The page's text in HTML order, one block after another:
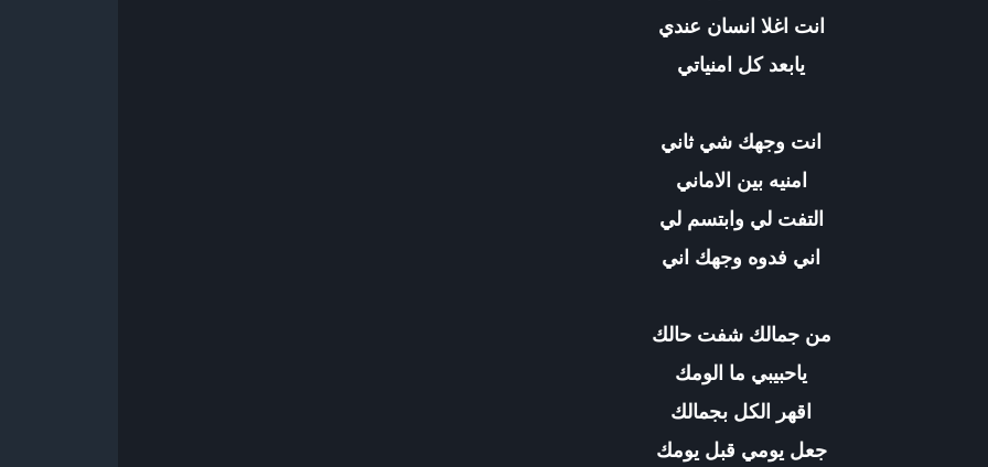
انت اغلا انسان عندي
يابعد كل امنياتي
انت وجهك شي ثاني
امنيه بين الاماني
التفت لي وابتسم لي
اني فدوه وجهك اني
من جمالك شفت حالك
ياحبيبي ما الومك
اقهر الكل بجمالك
جعل يومي قبل يومك